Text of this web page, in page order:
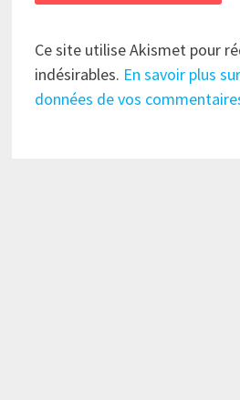
Ce site utilise Akismet pour
indésirables. En savoir plus
données de vos